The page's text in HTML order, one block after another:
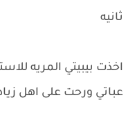
ثانيه
اخذت بيبيتي المريه
عباتي ورحت على اهل